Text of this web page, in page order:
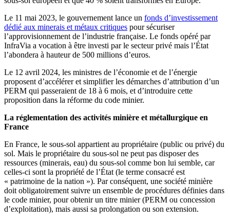
Le 11 mai 2023, le gouvernement lance un fonds d’investissement
dédié aux minerais et métaux critiques pour sécuriser
l’approvisionnement de l’industrie française. Le fonds opéré par
InfraVia a vocation à être investi par le secteur privé mais l’État
l’abondera à hauteur de 500 millions d’euros.
Le 12 avril 2024, les ministres de l’économie et de l’énergie
proposent d’accélérer et simplifier les démarches d’attribution d’un
PERM qui passeraient de 18 à 6 mois, et d’introduire cette
proposition dans la réforme du code minier.
La réglementation des activités minière et métallurgique en
France
En France, le sous-sol appartient au propriétaire (public ou privé) du
sol. Mais le propriétaire du sous-sol ne peut pas disposer des
ressources (minerais, eau) du sous-sol comme bon lui semble, car
celles-ci sont la propriété de l’État (le terme consacré est
« patrimoine de la nation »). Par conséquent, une société minière
doit obligatoirement suivre un ensemble de procédures définies dans
le code minier, pour obtenir un titre minier (PERM ou concession
d’exploitation), mais aussi sa prolongation ou son extension.